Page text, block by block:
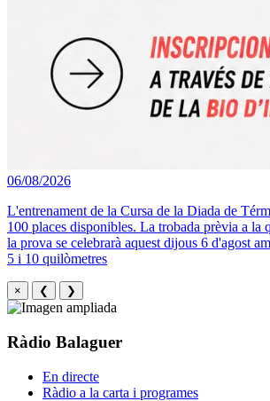
06/08/2026
L'entrenament de la Cursa de la Diada de
100 places disponibles. La trobada prèvia a la
la prova se celebrarà aquest dijous 6 d'agost
5 i 10 quilòmetres
× ❮ ❯
Ràdio Balaguer
En directe
Ràdio a la carta i programes